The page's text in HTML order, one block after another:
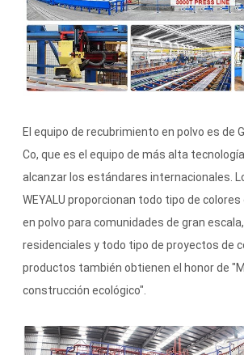
El equipo de recubrimiento en polvo es de
Co, que es el equipo de más alta
alcanzar los estándares internacionales.
WEYALU proporcionan todo tipo de
en polvo para comunidades de gran
residenciales y todo tipo de proyectos de
productos también obtienen el honor de
construcción ecológico".